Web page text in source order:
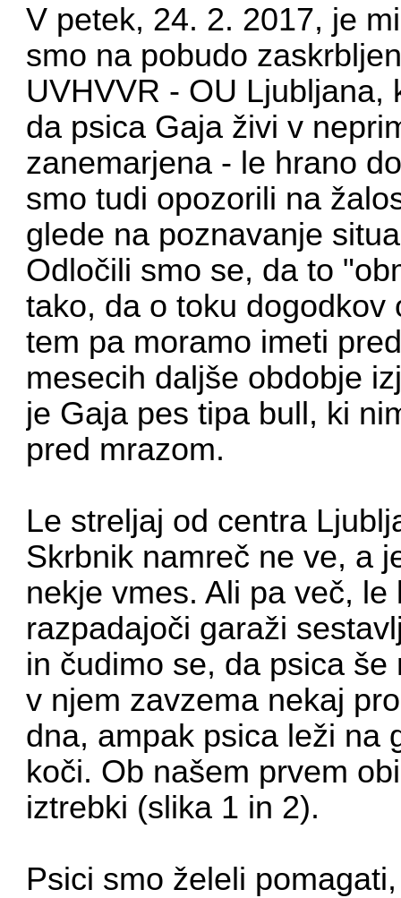
V petek, 24. 2. 2017, je
smo na pobudo
UVHVVR - OU Ljubljana,
da psica Gaja živi v
zanemarjena - le hrano
smo tudi opozorili na
glede na poznavanje
Odločili smo se, da to
tako, da o toku
tem pa moramo imeti
mesecih daljše obdobje
je Gaja pes tipa bull, ki
pred mrazom.
Le streljaj od centra
Skrbnik namreč ne ve, a
nekje vmes. Ali pa več,
razpadajoči garaži
in čudimo se, da psica
v njem zavzema nekaj
dna, ampak psica leži na
koči. Ob našem prvem
iztrebki (slika 1 in 2).
Psici smo želeli